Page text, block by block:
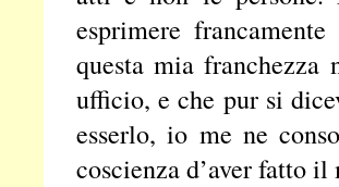
esprimere
questa mia franchezza
ufficio, e che pur si
esserlo, io me ne
coscienza d’aver fatto il